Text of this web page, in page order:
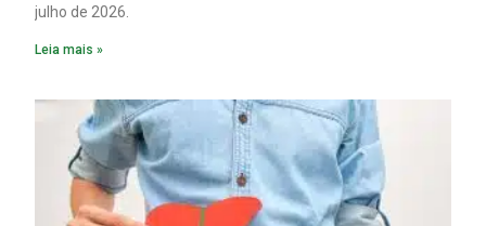
julho de 2026.
Leia mais »